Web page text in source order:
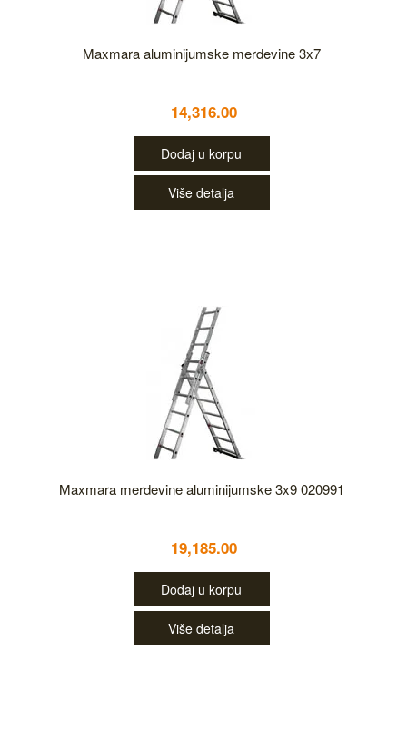
Maxmara aluminijumske merdevine 3x7
14,316.00
Dodaj u korpu
Više detalja
Maxmara merdevine aluminijumske 3x9 020991
19,185.00
Dodaj u korpu
Više detalja